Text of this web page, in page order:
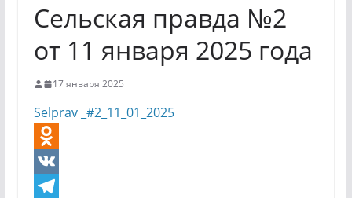
Сельская правда №2
от 11 января 2025 года
17 января 2025
Selprav _#2_11_01_2025
O
d
V